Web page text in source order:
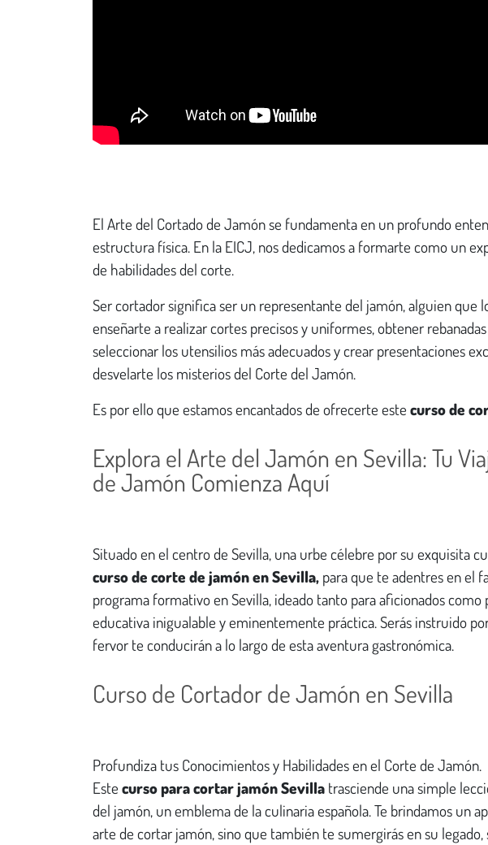
El Arte del Cortado de Jamón se fundamenta en un profundo
estructura física. En la EICJ, nos dedicamos a formarte como un
de habilidades del corte.
Ser cortador significa ser un representante del jamón, alguien que
enseñarte a realizar cortes precisos y uniformes, obtener
seleccionar los utensilios más adecuados y crear presentaciones
desvelarte los misterios del Corte del Jamón.
Es por ello que estamos encantados de ofrecerte este curso de
Explora el Arte del Jamón en Sevilla: Tu
de Jamón Comienza Aquí
Situado en el centro de Sevilla, una urbe célebre por su exquisita
curso de corte de jamón en Sevilla, para que te adentres en el
programa formativo en Sevilla, ideado tanto para aficionados
educativa inigualable y eminentemente práctica. Serás instruido
fervor te conducirán a lo largo de esta aventura gastronómica.
Curso de Cortador de Jamón en Sevilla
Profundiza tus Conocimientos y Habilidades en el Corte de Jamón.
Este curso para cortar jamón Sevilla trasciende una simple
del jamón, un emblema de la culinaria española. Te brindamos un
arte de cortar jamón, sino que también te sumergirás en su